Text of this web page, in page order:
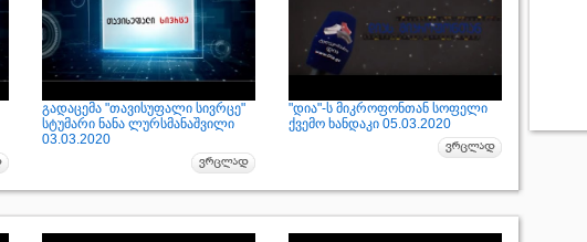
გადაცემა "თავისუფალი სივრცე"
სტუმარი ნანა ლურსმანაშვილი
03.03.2020
"დია"-ს მიკროფონთან სოფელი
ქვემო ხანდაკი 05.03.2020